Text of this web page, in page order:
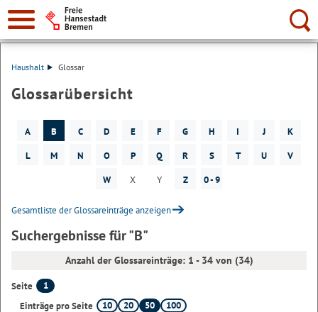
Suche:
Haushalt Glossar
Glossarübersicht
A B C D E F G H I J
K
L
M N O P Q R S T U
V
W
X Y Z 0 - 9
Gesamtliste der Glossareinträge anzeigen
Suchergebnisse für "B"
Anzahl der Glossareinträge: 1 - 34 von (34)
Seite
1
Einträge pro Seite
10 20 50 100